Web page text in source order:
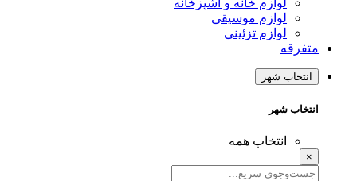
لوازم خانه و آشپزخانه
لوازم موسیقی
لوازم تزئینی
متفرقه
انتخاب شهر
انتخاب شهر
انتخاب همه
×